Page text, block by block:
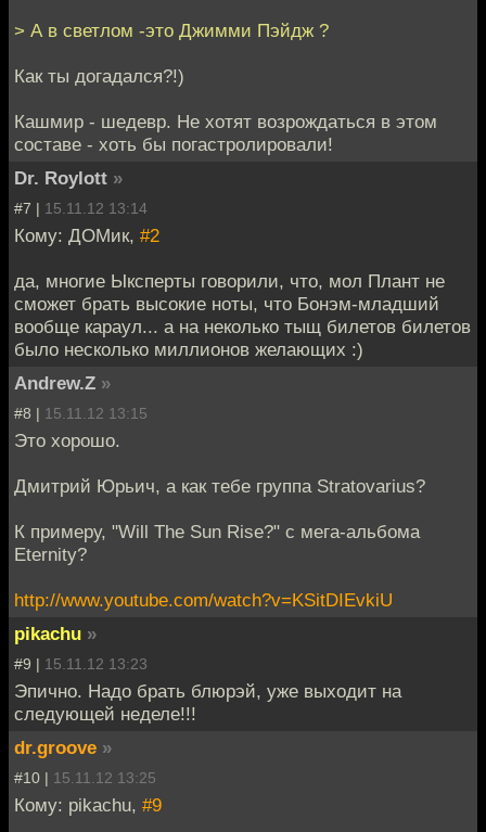
> А в светлом -это Джимми Пэйдж ?
Как ты догадался?!)
Кашмир - шедевр. Не хотят возрождаться в этом
составе - хоть бы погастролировали!
Dr. Roylott »
#7 | 15.11.12 13:14
Кому: ДОМик, #2
да, многие Ыксперты говорили, что, мол Плант не
сможет брать высокие ноты, что Бонэм-младший
вообще караул... а на неколько тыщ билетов билетов
было несколько миллионов желающих :)
Andrew.Z »
#8 | 15.11.12 13:15
Это хорошо.
Дмитрий Юрьич, а как тебе группа Stratovarius?
К примеру, "Will The Sun Rise?" с мега-альбома
Eternity?
http://www.youtube.com/watch?v=KSitDIEvkiU
pikachu »
#9 | 15.11.12 13:23
Эпично. Надо брать блюрэй, уже выходит на
следующей неделе!!!
dr.groove »
#10 | 15.11.12 13:25
Кому: pikachu, #9